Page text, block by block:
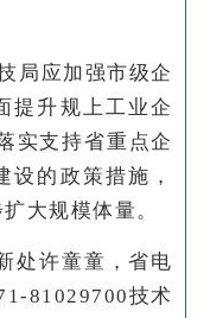
局应加强市级企
提升规上工业企
实支持省重点企
设的政策措施，
大规模体量。
处许童童，省电
81029700技术